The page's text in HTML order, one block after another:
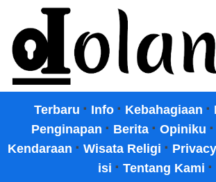
Terbaru · Info · Kebahagiaan ·
Penginapan · Berita · Opiniku ·
Kendaraan · Wisata Religi ·
isi · Tentang Kami ·